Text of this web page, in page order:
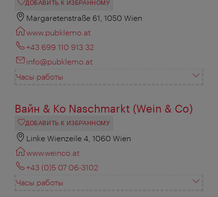
ДОБАВИТЬ К ИЗБРАННОМУ
Margaretenstraße 61, 1050 Wien
www.pubklemo.at
+43 699 110 913 32
info@pubklemo.at
Часы работы
Вайн & Ко Naschmarkt (Wein & Co)
ДОБАВИТЬ К ИЗБРАННОМУ
Linke Wienzeile 4, 1060 Wien
www.weinco.at
+43 (0)5 07 06-3102
Часы работы